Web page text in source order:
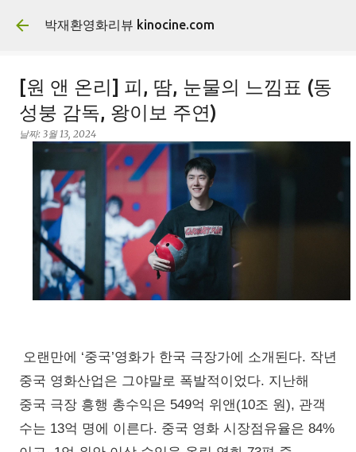
기본 콘텐츠로 건너뛰기
박재환영화리뷰 kinocine.com
[원 앤 온리] 피, 땀, 눈물의 느낌표 (동
성붕 감독, 왕이보 주연)
날짜: 3월 13, 2024
오랜만에 ‘중국’영화가 한국 극장가에 소개된다. 작년
중국 영화산업은 그야말로 폭발적이었다. 지난해
중국 극장 흥행 총수익은 549억 위앤(10조 원), 관객
수는 13억 명에 이른다. 중국 영화 시장점유율은 84%